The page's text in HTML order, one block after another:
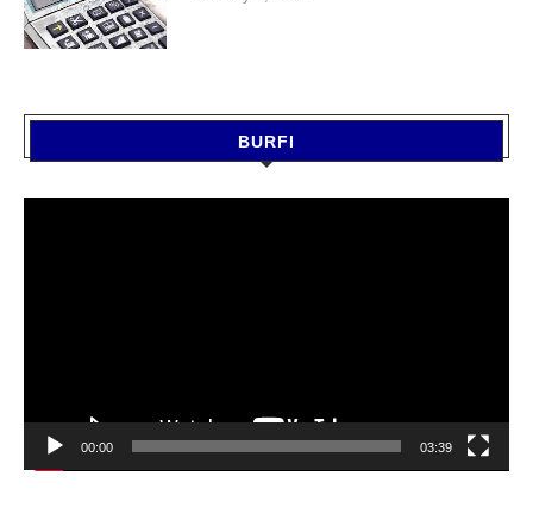
BURFI
00:00 03:39